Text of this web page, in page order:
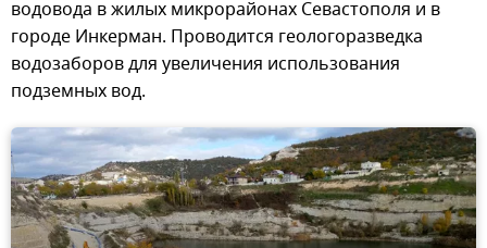
водовода в жилых микрорайонах Севастополя и в
городе Инкерман. Проводится геологоразведка
водозаборов для увеличения использования
подземных вод.